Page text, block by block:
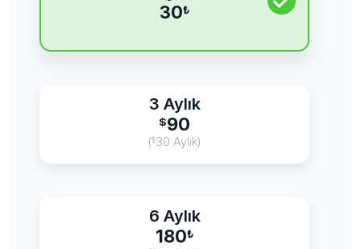
30₺
3 Aylık
$90
($30 Aylık)
6 Aylık
180₺